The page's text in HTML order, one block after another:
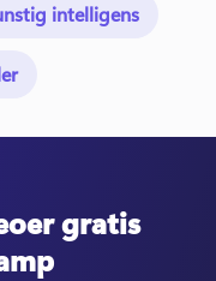
intelligens
gratis